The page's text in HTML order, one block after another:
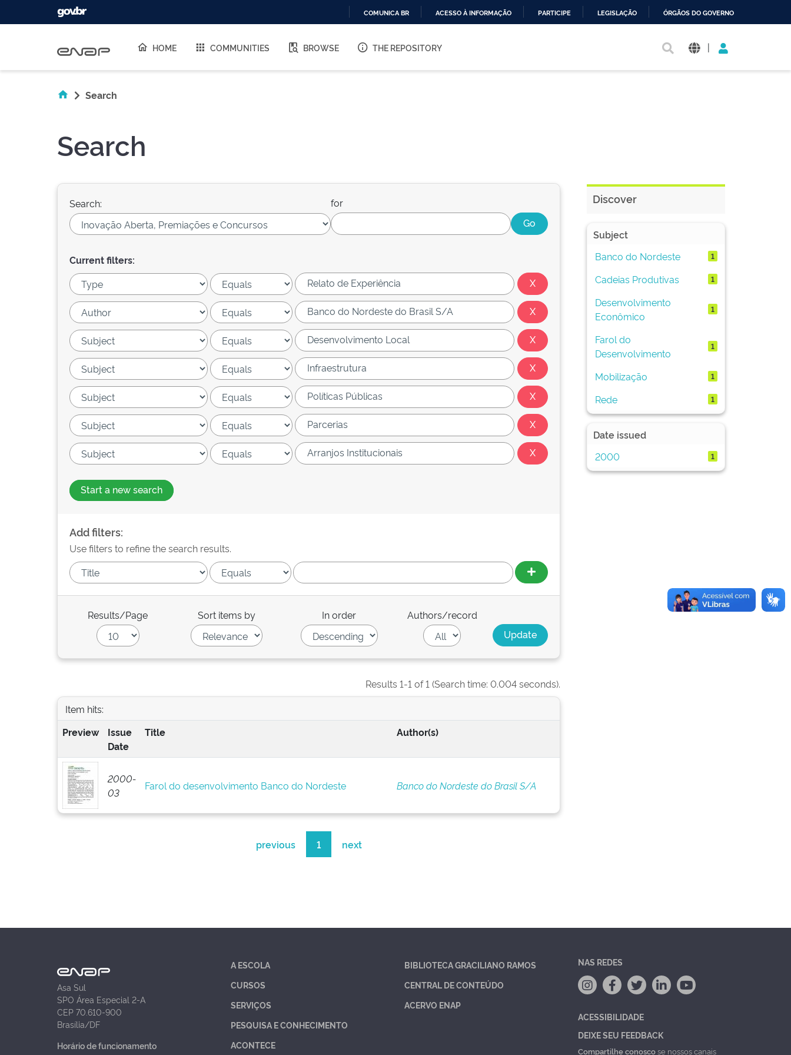
O
COMUNICA BR ACESSO À INFORMAÇÃO PARTICIPE LEGISLAÇÃO ÓRGÃOS DO GOVERNO
HOME COMMUNITIES BROWSE THE REPOSITORY |
Search
Search
Search: for
Current filters:
Start a new search
Add filters:
Use filters to refine the search results.
Results/Page Sort items by In order Authors/record
Results 1-1 of 1 (Search time: 0.004 seconds).
Item hits:
Preview
Issue
Date
Title Author(s)
2000-
03
Farol do desenvolvimento Banco do Nordeste Banco do Nordeste do Brasil S/A
previous 1 next
Discover
Subject
Banco do Nordeste
1
Cadeias Produtivas 1
Desenvolvimento
Econômico
1
Farol do
Desenvolvimento
1
Mobilização 1
Rede 1
Date issued
2000
1
Asa Sul
SPO Área Especial 2-A
CEP 70.610-900
Brasília/DF
Horário de funcionamento
A ESCOLA
CURSOS
SERVIÇOS
PESQUISA E CONHECIMENTO
ACONTECE
BIBLIOTECA GRACILIANO RAMOS
CENTRAL DE CONTEÚDO
ACERVO ENAP
NAS REDES
ACESSIBILIDADE
DEIXE SEU FEEDBACK
Compartilhe conoscose nossos canais